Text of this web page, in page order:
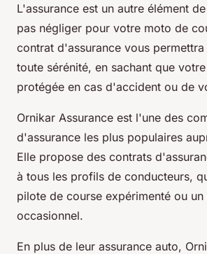
L'assurance est un autre élément
pas négliger pour votre moto de
contrat d'assurance vous
toute sérénité, en sachant que
protégée en cas d'accident ou de
Ornikar Assurance est l'une des
d'assurance les plus populaires
Elle propose des contrats
à tous les profils de conducteurs,
pilote de course expérimenté ou
occasionnel.
En plus de leur assurance auto,